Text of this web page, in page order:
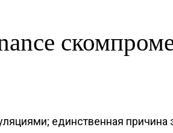
единственная причина